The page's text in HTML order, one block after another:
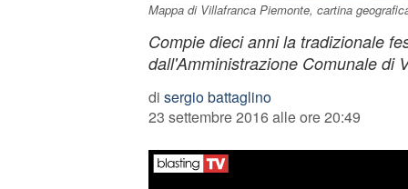
Mappa di Villafranca Piemonte, cartina
Compie dieci anni la tradizionale
dall'Amministrazione Comunale di
di sergio battaglino
23 settembre 2016 alle ore 20:49